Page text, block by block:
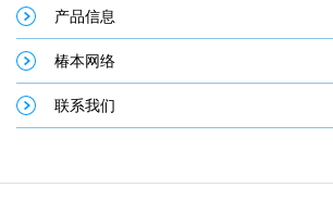
产品信息
椿本网络
联系我们